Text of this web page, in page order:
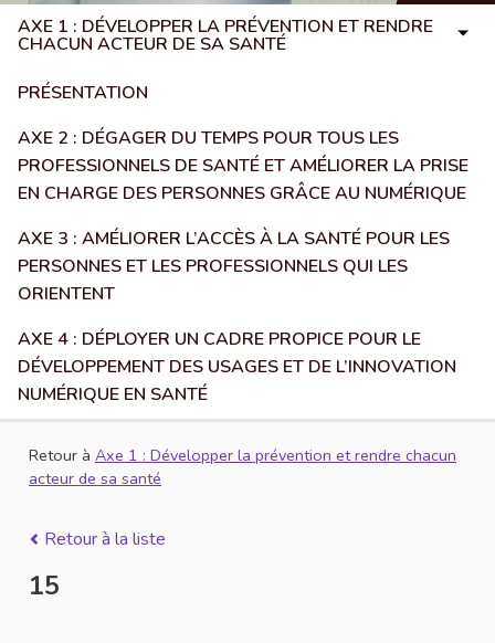
AXE 1 : DÉVELOPPER LA PRÉVENTION ET RENDRE
CHACUN ACTEUR DE SA SANTÉ
PRÉSENTATION
AXE 2 : DÉGAGER DU TEMPS POUR TOUS LES
PROFESSIONNELS DE SANTÉ ET AMÉLIORER LA PRISE
EN CHARGE DES PERSONNES GRÂCE AU NUMÉRIQUE
AXE 3 : AMÉLIORER L’ACCÈS À LA SANTÉ POUR LES
PERSONNES ET LES PROFESSIONNELS QUI LES
ORIENTENT
AXE 4 : DÉPLOYER UN CADRE PROPICE POUR LE
DÉVELOPPEMENT DES USAGES ET DE L’INNOVATION
NUMÉRIQUE EN SANTÉ
Retour à Axe 1 : Développer la prévention et rendre chacun
acteur de sa santé
Retour à la liste
15